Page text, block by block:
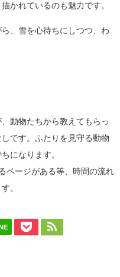
かれているのも魅力です。
、雪を心待ちにしつつ、わ
動物たちから教えてもらっ
です。ふたりを見守る動物
になります。
ページがある等、時間の流れ
。